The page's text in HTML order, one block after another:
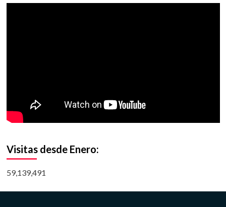
Visitas desde Enero:
59,139,491